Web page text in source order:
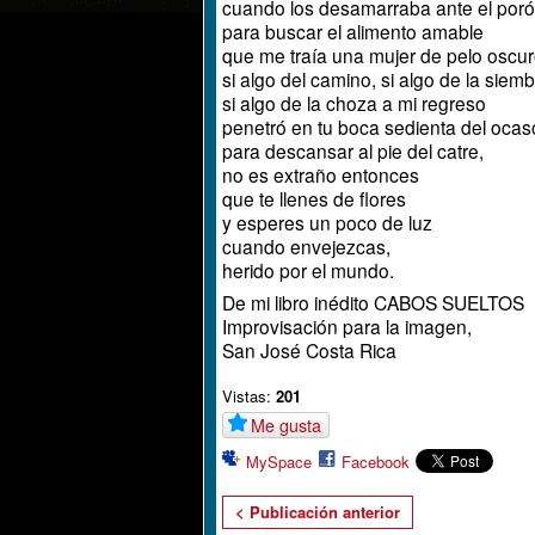
cuando los desamarraba ante el poró
para buscar el alimento amable
que me traía una mujer de pelo
si algo del camino, si algo de la
si algo de la choza a mi regreso
penetró en tu boca sedienta del
para descansar al pie del catre,
no es extraño entonces
que te llenes de flores
y esperes un poco de luz
cuando envejezcas,
herido por el mundo.
De mi libro inédito CABOS SUELTOS
Improvisación para la imagen,
San José Costa Rica
Vistas: 201
Me gusta
MySpace Facebook
< Publicación anterior